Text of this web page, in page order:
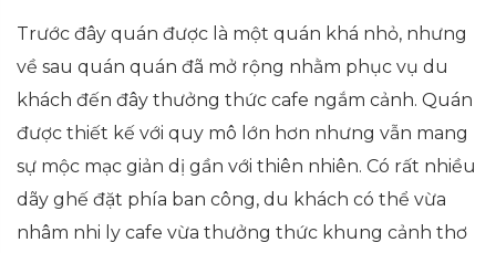
Trước đây quán được là một quán khá nhỏ, nhưng
về sau quán quán đã mở rộng nhằm phục vụ du
khách đến đây thưởng thức cafe ngắm cảnh. Quán
được thiết kế với quy mô lớn hơn nhưng vẫn mang
sự mộc mạc giản dị gần với thiên nhiên. Có rất nhiều
dãy ghế đặt phía ban công, du khách có thể vừa
nhâm nhi ly cafe vừa thưởng thức khung cảnh thơ